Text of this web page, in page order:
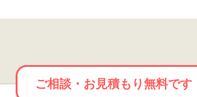
ご相談・お見積もり無料です